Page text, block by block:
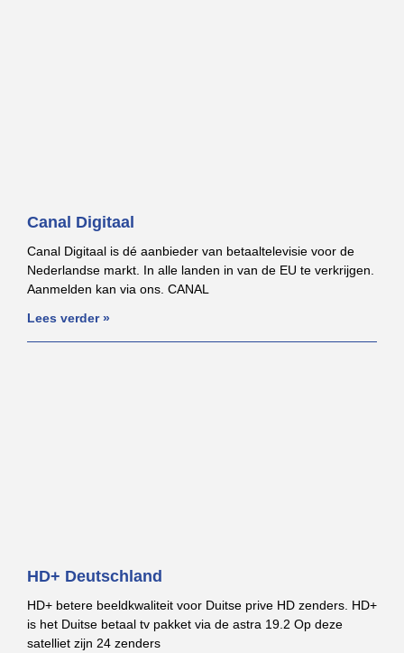
Canal Digitaal
Canal Digitaal is dé aanbieder van betaaltelevisie voor de
Nederlandse markt. In alle landen in van de EU te verkrijgen.
Aanmelden kan via ons. CANAL
Lees verder »
HD+ Deutschland
HD+ betere beeldkwaliteit voor Duitse prive HD zenders. HD+
is het Duitse betaal tv pakket via de astra 19.2 Op deze
satelliet zijn 24 zenders